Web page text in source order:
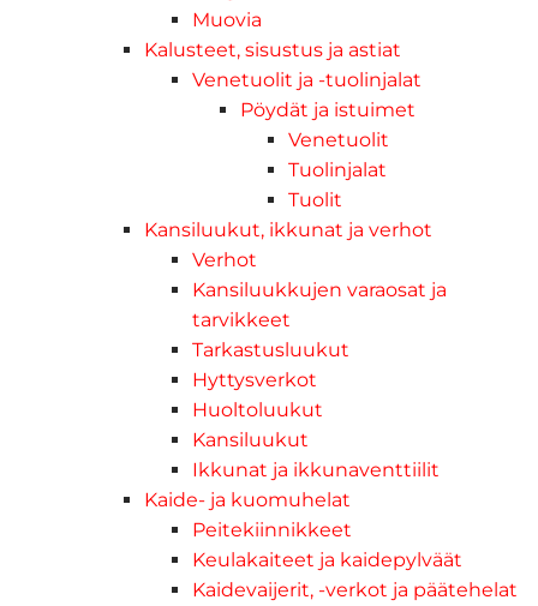
Muovia
Kalusteet, sisustus ja astiat
Venetuolit ja -tuolinjalat
Pöydät ja istuimet
Venetuolit
Tuolinjalat
Tuolit
Kansiluukut, ikkunat ja verhot
Verhot
Kansiluukkujen varaosat ja
tarvikkeet
Tarkastusluukut
Hyttysverkot
Huoltoluukut
Kansiluukut
Ikkunat ja ikkunaventtiilit
Kaide- ja kuomuhelat
Peitekiinnikkeet
Keulakaiteet ja kaidepylväät
Kaidevaijerit, -verkot ja päätehelat